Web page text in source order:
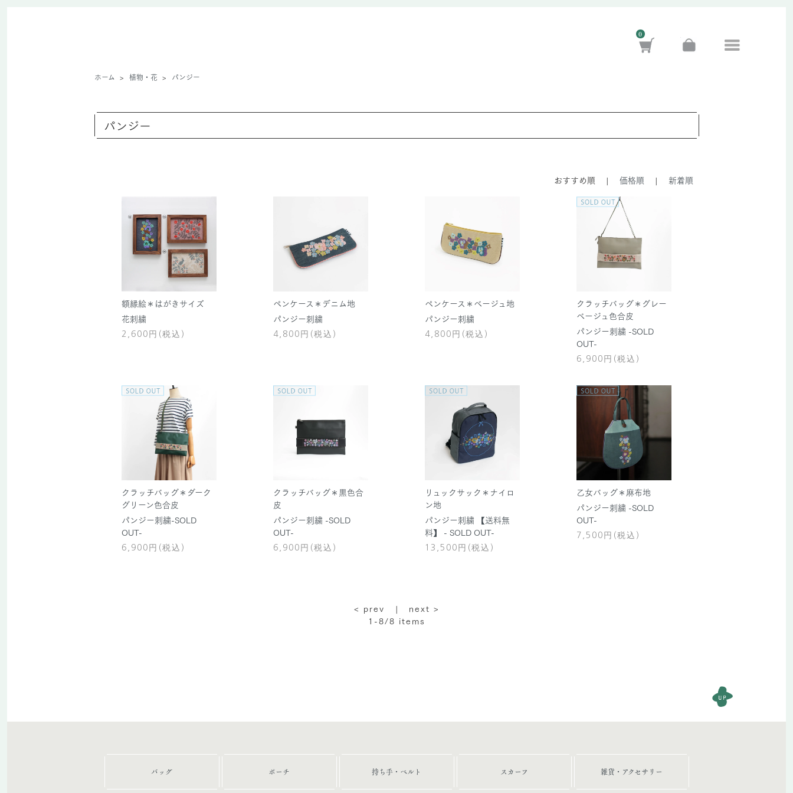
0
ホーム > 植物・花 > パンジー
パンジー
おすすめ順 | 価格順 | 新着順
額縁絵＊はがきサイズ
花刺繍
2,600円(税込)
ペンケース＊デニム地
パンジー刺繍
4,800円(税込)
ペンケース＊ベージュ地
パンジー刺繍
4,800円(税込)
クラッチバッグ＊グレー
ベージュ色合皮
パンジー刺繍 -SOLD
OUT-
6,900円(税込)
クラッチバッグ＊ダーク
グリーン色合皮
パンジー刺繍-SOLD
OUT-
6,900円(税込)
クラッチバッグ＊黒色合
皮
パンジー刺繍 -SOLD
OUT-
6,900円(税込)
リュックサック＊ナイロ
ン地
パンジー刺繍 【送料無
料】 - SOLD OUT-
13,500円(税込)
乙女バッグ＊麻布地
パンジー刺繍 -SOLD
OUT-
7,500円(税込)
< prev |
next >
1-8/8 items
バッグ ポーチ 持ち手・ベルト スカーフ 雑貨・アクセサリー